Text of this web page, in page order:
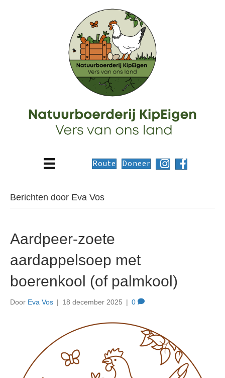
Route Doneer
Berichten door Eva Vos
Aardpeer-zoete
aardappelsoep met
boerenkool (of palmkool)
Door Eva Vos | 18 december 2025 | 0